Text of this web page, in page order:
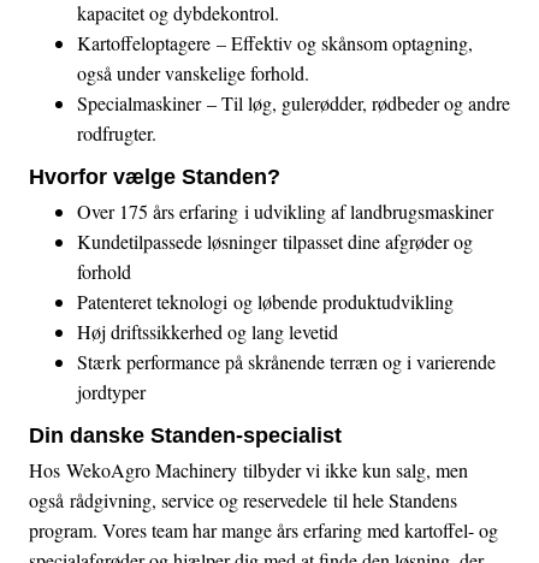
kapacitet og dybdekontrol.
Kartoffeloptagere – Effektiv og skånsom optagning,
også under vanskelige forhold.
Specialmaskiner– Til løg, gulerødder, rødbeder og andre
rodfrugter.
Hvorfor vælge Standen?
Over 175 års erfaring i udvikling af landbrugsmaskiner
Kundetilpassede løsningertilpasset dine afgrøder og
forhold
Patenteret teknologi og løbende produktudvikling
Høj driftssikkerhed og lang levetid
Stærk performance på skrånende terræn og i varierende
jordtyper
Din danske Standen-specialist
Hos WekoAgro Machinery tilbyder vi ikke kun salg, men
også rådgivning, service og reservedele til hele Standens
program. Vores team har mange års erfaring med kartoffel- og